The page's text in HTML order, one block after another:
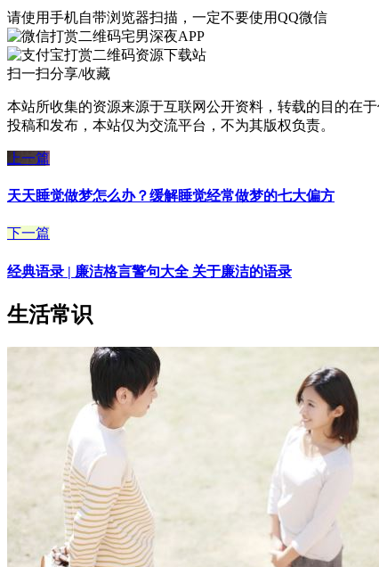
请使用手机自带浏览器扫描，一定不要使用QQ微信
宅男深夜APP
资源下载站
扫一扫分享/收藏
本站所收集的资源来源于互联网公开资料，转载的目的在
投稿和发布，本站仅为交流平台，不为其版权负责。
上一篇
天天睡觉做梦怎么办？缓解睡觉经常做梦的七大偏方
下一篇
经典语录 | 廉洁格言警句大全 关于廉洁的语录
生活常识